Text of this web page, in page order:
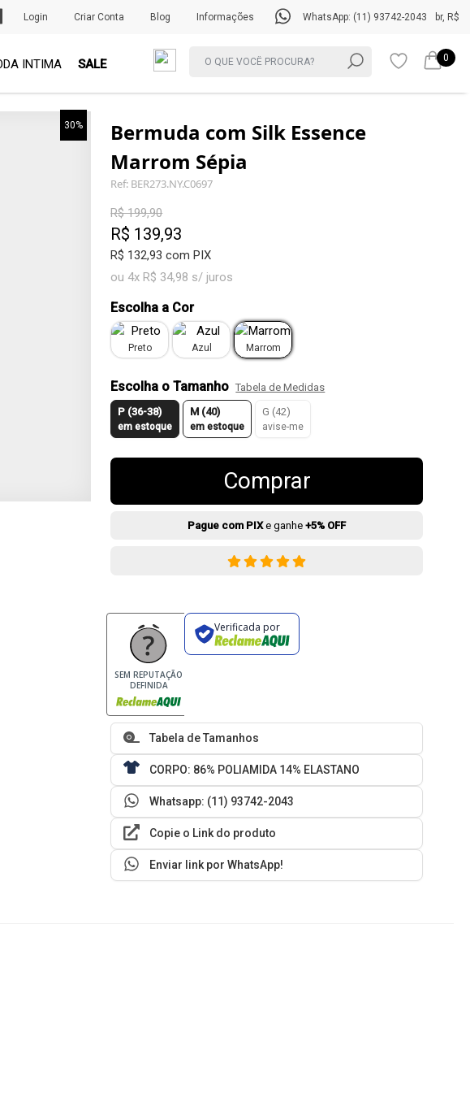
GRÁTIS br, R$
WhatsApp: (11) 93742-2043
Informações
Blog
Criar Conta
Login
INTIMA SALE 0
30%
Bermuda com Silk Essence
Marrom Sépia
Ref: BER273.NY.C0697
R$ 199,90
R$ 139,93
R$ 132,93 com PIX
ou 4x R$ 34,98 s/ juros
Escolha a Cor
Preto Azul Marrom
Escolha o Tamanho Tabela de Medidas
P (36-38)
em estoque
M (40)
em estoque
G (42)
avise-me
Comprar
Pague com PIXe ganhe+5% OFF
SEM REPUTAÇÃO
DEFINIDA
Verificada por
Tabela de Tamanhos
CORPO: 86% POLIAMIDA 14% ELASTANO
Whatsapp: (11) 93742-2043
Copie o Link do produto
Enviar link por WhatsApp!